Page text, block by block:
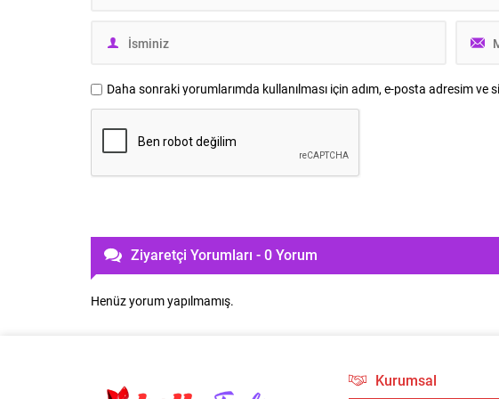
Daha sonraki yorumlarımda kullanılması için adım, e-posta adresim ve
Ziyaretçi Yorumları - 0 Yorum
Henüz yorum yapılmamış.
Kurumsal